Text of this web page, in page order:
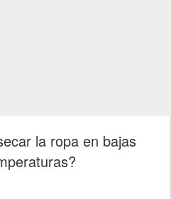
la ropa en bajas